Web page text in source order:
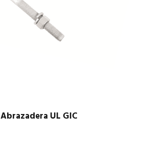
Abrazadera UL GIC